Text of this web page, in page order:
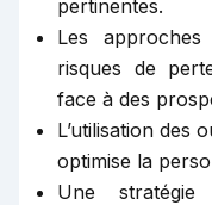
pertinentes.
Les approches
risques de
face à des
L’utilisation des
optimise la
Une stratégie